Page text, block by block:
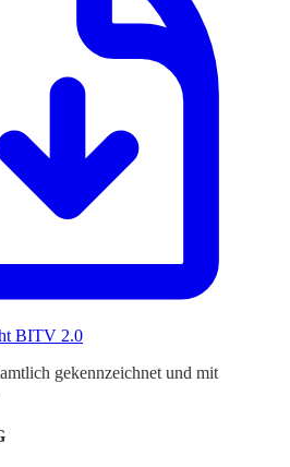
BITV 2.0
gekennzeichnet und mit